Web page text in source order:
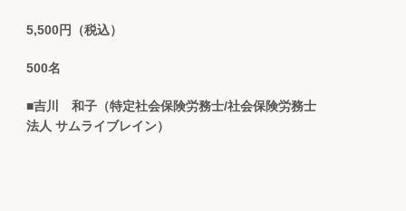
5,500円（税込）
500名
■吉川 和子（特定社会保険労務士/社会保険労務士
法人 サムライブレイン）